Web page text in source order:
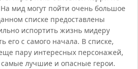
мид могут пойти очень большое
списке предоставлены
испортить жизнь мидеру
его с самого начала. В списке,
пару интересных персонажей,
самые лучшие и опасные герои.